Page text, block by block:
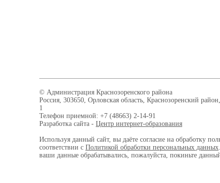
© Администрация Краснозоренского района
Россия, 303650, Орловская область, Краснозоренский
1
Телефон приемной: +7 (48663) 2-14-91
Разработка сайта - Центр интернет-образования
Используя данный сайт, вы даёте согласие на обработку
соответствии с Политикой обработки персональных данных
ваши данные обрабатывались, пожалуйста, покиньте